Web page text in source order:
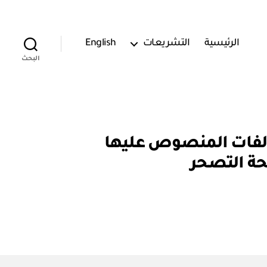
الرئيسية التشريعات English
البحث
رقم (٤٧١١٤٧) تطبيق المخالفات المنصوص عليها
التصحر